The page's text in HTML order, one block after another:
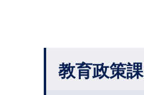
教育政策課